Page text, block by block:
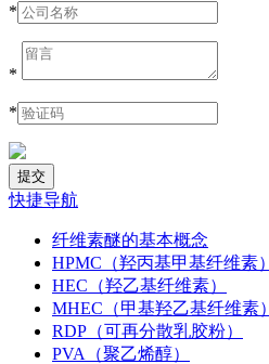
*
*
*
快捷导航
纤维素醚的基本概念
HPMC（羟丙基甲基纤维素）
HEC（羟乙基纤维素）
MHEC（甲基羟乙基纤维素）
RDP（可再分散乳胶粉）
PVA（聚乙烯醇）